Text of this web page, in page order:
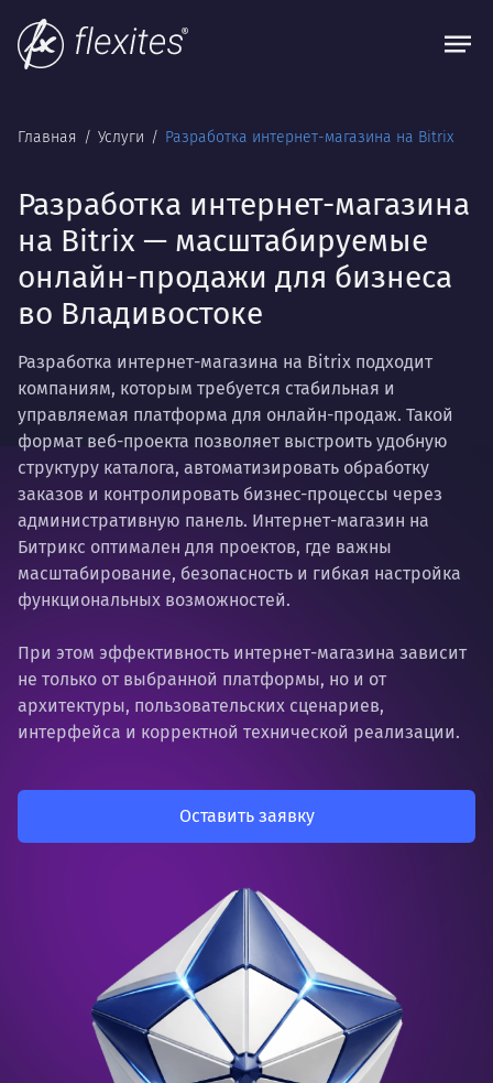
Главная Услуги Разработка интернет-магазина на Bitrix
Разработка интернет-магазина
на Bitrix — масштабируемые
онлайн-продажи для бизнеса
во Владивостоке
Разработка интернет-магазина на Bitrix подходит
компаниям, которым требуется стабильная и
управляемая платформа для онлайн-продаж. Такой
формат веб-проекта позволяет выстроить удобную
структуру каталога, автоматизировать обработку
заказов и контролировать бизнес-процессы через
административную панель. Интернет-магазин на
Битрикс оптимален для проектов, где важны
масштабирование, безопасность и гибкая настройка
функциональных возможностей.
При этом эффективность интернет-магазина зависит
не только от выбранной платформы, но и от
архитектуры, пользовательских сценариев,
интерфейса и корректной технической реализации.
Оставить заявку